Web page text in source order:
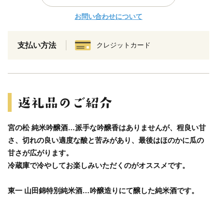
お問い合わせについて
支払い方法 クレジットカード
宮の松 純米吟醸酒…派手な吟醸香はありませんが、程良い甘
さ、切れの良い適度な酸と苦みがあり、最後はほのかに瓜の
甘さが広がります。
冷蔵庫で冷やしてお楽しみいただくのがオススメです。
東一 山田錦特別純米酒…吟醸造りにて醸した純米酒です。